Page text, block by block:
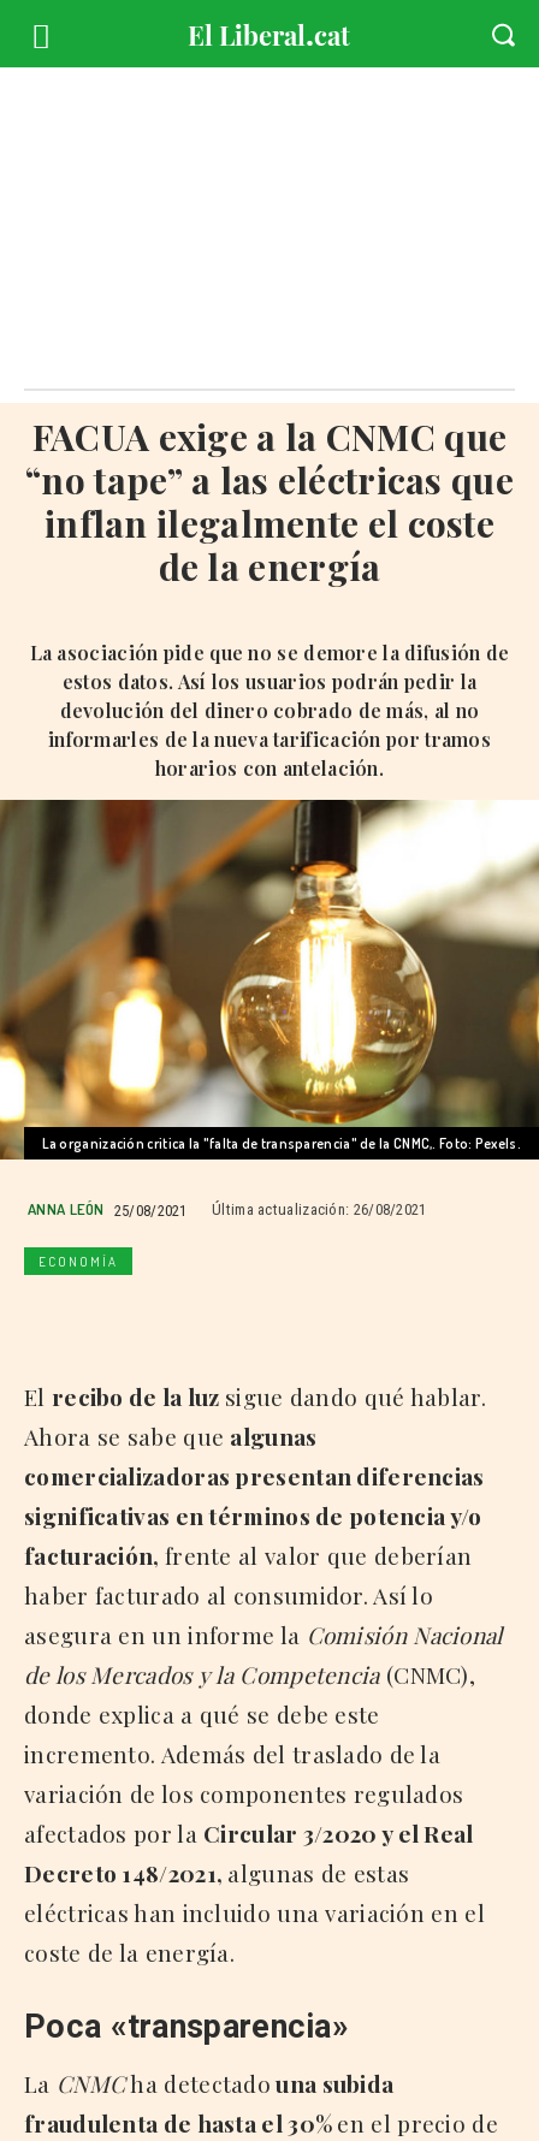
FACUA exige a la CNMC que
“no tape” a las eléctricas que
inflan ilegalmente el coste
de la energía
La asociación pide que no se demore la difusión de
estos datos. Así los usuarios podrán pedir la
devolución del dinero cobrado de más, al no
informarles de la nueva tarificación por tramos
horarios con antelación.
La organización critica la "falta de transparencia" de la CNMC,. Foto: Pexels.
ANNA LEÓN 25/08/2021 Última actualización: 26/08/2021
ECONOMÍA
El recibo de la luz sigue dando qué hablar.
Ahora se sabe que algunas
comercializadoras presentan diferencias
significativas en términos de potencia y/o
facturación, frente al valor que deberían
haber facturado al consumidor. Así lo
asegura en un informe la Comisión Nacional
de los Mercados y la Competencia(CNMC),
donde explica a qué se debe este
incremento. Además del traslado de la
variación de los componentes regulados
afectados por la Circular 3/2020 y el Real
Decreto 148/2021, algunas de estas
eléctricas han incluido una variación en el
coste de la energía.
Poca «transparencia»
La CNMCha detectadouna subida
fraudulenta de hasta el 30%en el precio de